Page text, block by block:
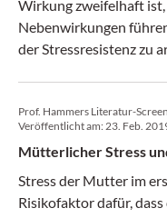
Wirkung zweifelhaft
Nebenwirkungen
der Stressresistenz zu
Prof. Hammers Literatur-
Veröffentlicht am:23. Feb.
Mütterlicher Stress
Stress der Mutter im
­Risikofaktor dafür,